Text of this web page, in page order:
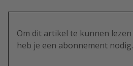
Om dit artikel te kunnen lezen
heb je een abonnement nodig.